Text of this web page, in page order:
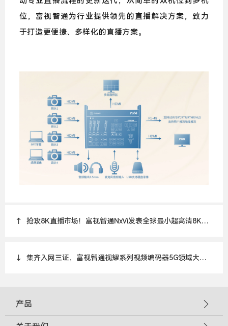
位，富视智通为行业提供领先的直播解决方案，致力
于打造更便捷、多样化的直播方案。
↑ 抢攻8K直播市场！富视智通NxVi发表全球最小超高清8K影
↓ 集齐入网三证，富视智通视耀系列视频编码器5G领域大展
产品